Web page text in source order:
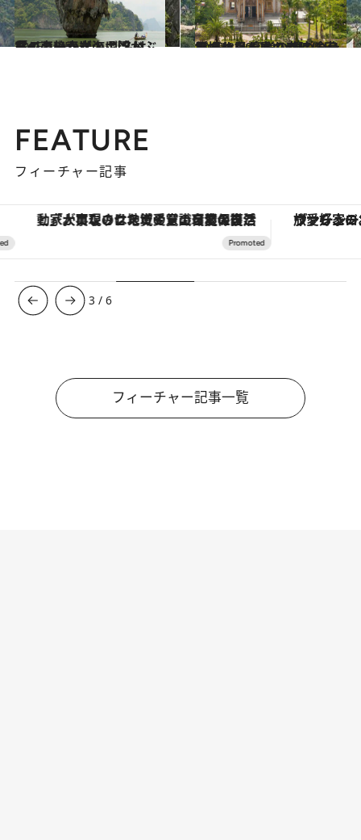
2015.12.5
タイの静かな海に浮かぶ背の高い奇岩の 別名は「ジェームズ・ボンド島」
旅＆お出かけ 2015.8.20
プーケット島の寺院に安置された 高僧の像の全身を埋め尽くすものは？
旅＆お出かけ
FEATURE
フィーチャー記事
「大事なのは地域の意識を変えること」。ロレックス賞受賞の自然保護活動家が実現させたナイジェリアの自然環境の復活 ヴァシュロン・コンスタンタ
3 /6
フィーチャー記事一覧